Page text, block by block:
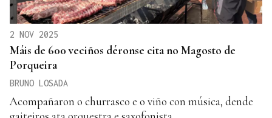
2 NOV 2025
Máis de 600 veciños déronse cita no Magosto de
Porqueira
BRUNO LOSADA
Acompañaron o churrasco e o viño con música, dende